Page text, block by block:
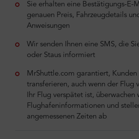
Sie erhalten eine Bestätigungs-E-
genauen Preis, Fahrzeugdetails
Anweisungen
Wir senden Ihnen eine SMS, die
oder Staus informiert
MrShuttle.com garantiert, Kunden
transferieren, auch wenn der Flug
Ihr Flug verspätet ist, überwachen
Flughafeninformationen und
angemessenen Zeiten ab